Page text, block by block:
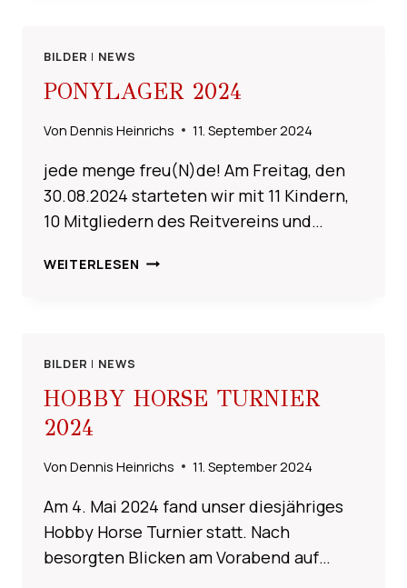
BILDER | NEWS
PONYLAGER 2024
Von Dennis Heinrichs 11. September 2024
jede menge freu(N)de! Am Freitag, den
30.08.2024 starteten wir mit 11 Kindern,
10 Mitgliedern des Reitvereins und…
WEITERLESEN PONYLAGER
BILDER | NEWS
HOBBY HORSE TURNIER
2024
Von Dennis Heinrichs 11. September 2024
Am 4. Mai 2024 fand unser diesjähriges
Hobby Horse Turnier statt. Nach
besorgten Blicken am Vorabend auf…